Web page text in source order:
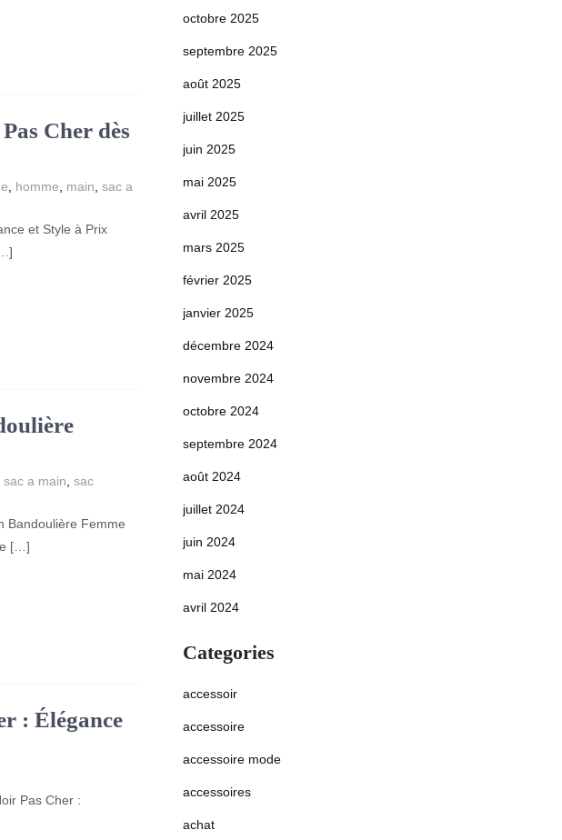
Cher dès
homme main sac a
et Style à Prix
sac a main sac
Bandoulière Femme
[…]
: Élégance
Pas Cher :
octobre 2025
septembre 2025
août 2025
juillet 2025
juin 2025
mai 2025
avril 2025
mars 2025
février 2025
janvier 2025
décembre 2024
novembre 2024
octobre 2024
septembre 2024
août 2024
juillet 2024
juin 2024
mai 2024
avril 2024
Categories
accessoir
accessoire
accessoire mode
accessoires
achat